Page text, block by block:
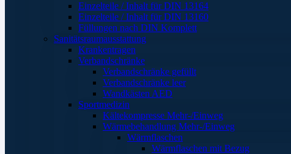
Einzelteile / Inhalt für DIN 13164
Einzelteile / Inhalt für DIN 13160
Füllungen nach DIN Komplett
Sanitätsraumausstattung
Krankentragen
Verbandschränke
Verbandschränke gefüllt
Verbandschränke leer
Wandkästen AED
Sportmedizin
Kältekompresse Mehr-/Einweg
Wärmebehandlung Mehr-/Einweg
Wärmflaschen
Wärmflaschen mit Bezug